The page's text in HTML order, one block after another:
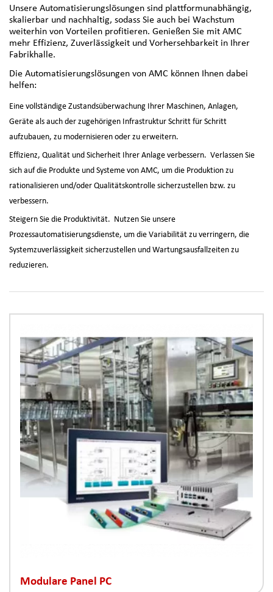
Unsere Automatisierungslösungen sind plattformunabhängig,
skalierbar und nachhaltig, sodass Sie auch bei Wachstum
weiterhin von Vorteilen profitieren. Genießen Sie mit AMC
mehr Effizienz, Zuverlässigkeit und Vorhersehbarkeit in Ihrer
Fabrikhalle.
Die Automatisierungslösungen von AMC können Ihnen dabei
helfen:
Eine vollständige Zustandsüberwachung Ihrer Maschinen, Anlagen,
Geräte als auch der zugehörigen Infrastruktur Schritt für Schritt
aufzubauen, zu modernisieren oder zu erweitern.
Effizienz, Qualität und Sicherheit Ihrer Anlage verbessern. Verlassen Sie
sich auf die Produkte und Systeme von AMC, um die Produktion zu
rationalisieren und/oder Qualitätskontrolle sicherzustellen bzw. zu
verbessern.
Steigern Sie die Produktivität. Nutzen Sie unsere
Prozessautomatisierungsdienste, um die Variabilität zu verringern, die
Systemzuverlässigkeit sicherzustellen und Wartungsausfallzeiten zu
reduzieren.
Modulare Panel PC